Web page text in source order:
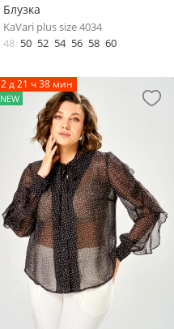
Блузка
KaVari plus size 4034
48 50 52 54 56 58 60
2 д 21 ч 38 мин
NEW